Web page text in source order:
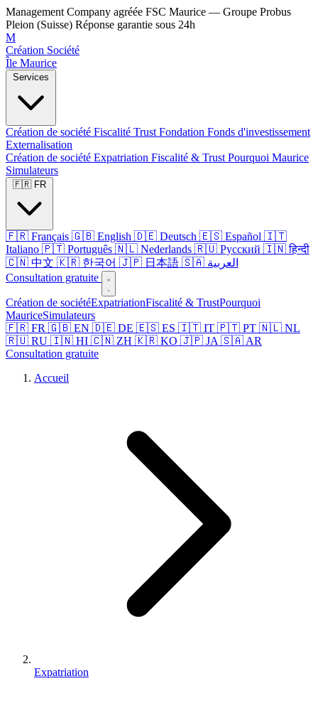
Management Company agréée FSC Maurice — Groupe Probus
Pleion (Suisse) Réponse garantie sous 24h
M
Création Société
Île Maurice
Création de société Fiscalité Trust Fondation Fonds d'investissement
Externalisation
Création de société Expatriation Fiscalité & Trust Pourquoi Maurice
Simulateurs
🇫🇷 Français 🇬🇧 English 🇩🇪 Deutsch 🇪🇸 Español 🇮🇹
Italiano 🇵🇹 Português 🇳🇱 Nederlands 🇷🇺 Русский 🇮🇳 हिन्दी
🇨🇳 中文 🇰🇷 한국어 🇯🇵 日本語
🇸🇦 العربية
Consultation gratuite
Création de sociétéExpatriationFiscalité & TrustPourquoi
MauriceSimulateurs
🇫🇷 FR 🇬🇧 EN 🇩🇪 DE 🇪🇸 ES 🇮🇹 IT 🇵🇹 PT 🇳🇱 NL
🇷🇺 RU 🇮🇳 HI 🇨🇳 ZH 🇰🇷 KO 🇯🇵 JA 🇸🇦 AR
Consultation gratuite
Accueil
Expatriation